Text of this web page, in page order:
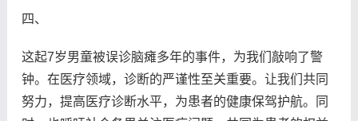
四、
这起7岁男童被误诊脑瘫多年的事件，为我们敲响了警
钟。在医疗领域，诊断的严谨性至关重要。让我们共同
努力，提高医疗诊断水平，为患者的健康保驾护航。同